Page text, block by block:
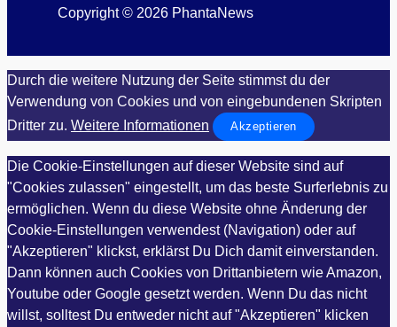
Copyright © 2026 PhantaNews
Durch die weitere Nutzung der Seite stimmst du der
Verwendung von Cookies und von eingebundenen Skripten
Dritter zu. Weitere Informationen Akzeptieren
Die Cookie-Einstellungen auf dieser Website sind auf
"Cookies zulassen" eingestellt, um das beste Surferlebnis zu
ermöglichen. Wenn du diese Website ohne Änderung der
Cookie-Einstellungen verwendest (Navigation) oder auf
"Akzeptieren" klickst, erklärst Du Dich damit einverstanden.
Dann können auch Cookies von Drittanbietern wie Amazon,
Youtube oder Google gesetzt werden. Wenn Du das nicht
willst, solltest Du entweder nicht auf "Akzeptieren" klicken